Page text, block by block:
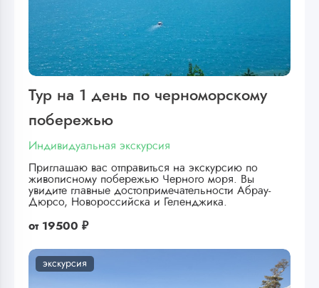
Тур на 1 день по черноморскому
побережью
Индивидуальная экскурсия
Приглашаю вас отправиться на экскурсию по
живописному побережью Черного моря. Вы
увидите главные достопримечательности Абрау-
Дюрсо, Новороссийска и Геленджика.
от 19500 ₽
экскурсия